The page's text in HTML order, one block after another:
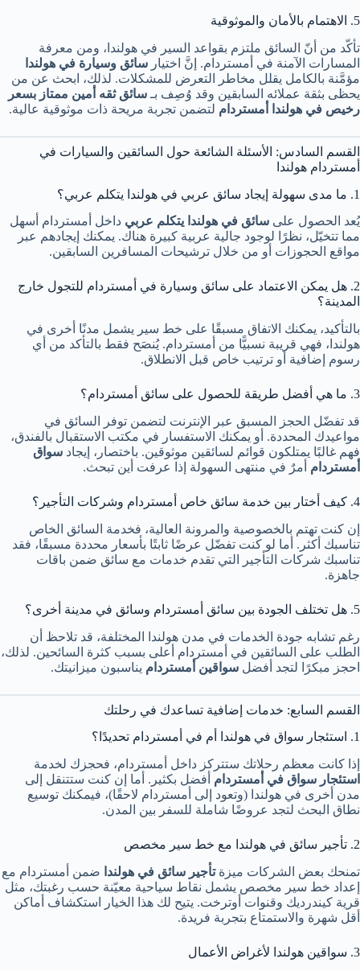
5. الاهتمام بالأمان والموثوقية
تأكّد من أنّ السائق ملتزم بقواعد السير في هولندا، ومن معرفة
المسارات الآمنة في أمستردام. إنَّ اختيار سائق وسيارة في هولندا
مؤمَّنة بالكامل يقلل مخاطر التعرض للمشكلات. لذلك، ابحث عن من
يحظى بثقة عملائه السابقين وقد وُصِف بـ سائق ثقه أمين ممتاز بسعر
رخيص في هولندا أمستردام لتضمن تجربة مريحة ذات موثوقية عالية.
القسم السادس: الأسئلة الشائعة حول السائقين والسيارات في
أمستردام هولندا
1. ما مدى سهولة إيجاد سائق عربي في هولندا يتكلم عربي؟
يُعد الحصول على سائق في هولندا يتكلم عربي داخل أمستردام أسهل
مما تتخيّل، نظرًا لوجود جالية عربية كبيرة هناك. يمكنك إيجادهم عبر
مواقع الحجوزات أو من خلال ترشيحات المسافرين السابقين.
2. هل يمكن الاعتماد على سائق وسيارة في أمستردام للتجول خارج
المدينة؟
بالتأكيد، يمكنك الاتفاق مسبقًا على خط سير يشمل مدنًا أخرى في
هولندا، فهي قريبة نسبيًّا من أمستردام. يُنصَح فقط بالتأكد من أي
رسوم إضافية أو ترتيب خاص قبل الانطلاق.
3. ما هي أفضل طريقة للحصول على سائق أمستردام؟
قد تفضّل الحجز المسبق عبر الإنترنت لتضمن توفر السائق في
مواعيدك المحددة. أو يمكنك الاستفسار في مكتب الاستقبال بالفندق،
فهم غالبًا يمتلكون قوائم لسائقين موثوقين. باختصار، إيجاد سواق
أمستردام أمرٌ في منتهى السهولة إذا عرفت أين تبحث.
4. كيف أختار بين خدمة سائق خاص أمستردام وشركات التأجير؟
إن كنت تهتم بالخصوصية والمرونة العالية، فخدمة السائق الخاص
تناسبك أكثر. أما لو كنت تفضّل عرضًا ثابتًا بأسعار محددة مسبقًا، فقد
تناسبك شركات التأجير التي تقدم خدمات مع سائق ضمن باقات
جاهزة.
5. هل تختلف الجودة بين سائق أمستردام وسائق في مدينة أخرى؟
رغم تشابه جودة الخدمات في مدن هولندا المختلفة، قد تلاحظ أن
الطلب على السائقين في أمستردام أعلى بسبب كثرة السائحين. لذلك،
احجز مبكرًا لتجد أفضل سواقين أمستردام يناسبون ميزانيتك.
القسم السابع: خدمات إضافية تساعدك في رحلتك
1. استئجار سواق في هولندا أم في أمستردام تحديدًا؟
إذا كانت معظم رحلاتك ستتركز داخل أمستردام، فحجزك لخدمة
استئجار سواق في أمستردام أفضل بكثير. أما إن كنت ستتنقل إلى
مدن أخرى في هولندا (وتعود إلى أمستردام لاحقًا)، فيمكنك توسيع
نطاق البحث لتجد عروضًا شاملة للسفر بين المدن.
2. تأجير سائق في هولندا مع خط سير مخصص
تمنحك بعض الشركات ميزةتأجير سائق في هولندا ضمن أمستردام مع
إعداد خط سير مخصص يشمل نقاط سياحية معيّنة حسب رغبتك، مثل
قرية كيندرديك وقنوات أوترخت. يتيح لك هذا الخيار استكشاف أماكن
أقل شهرة والاستمتاع بتجربة فريدة.
3. سواقين هولندا لأغراض الأعمال